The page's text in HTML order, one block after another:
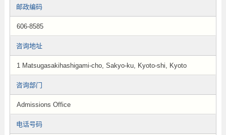
邮政编码
606-8585
咨询地址
1 Matsugasakihashigami-cho, Sakyo-ku, Kyoto-shi, Kyoto
咨询部门
Admissions Office
电话号码